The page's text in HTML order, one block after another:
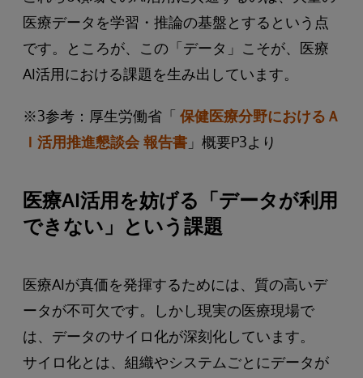
医療データを学習・推論の基盤とするという点
です。ところが、この「データ」こそが、医療
AI活用における課題を生み出しています。
※3参考：厚生労働省「 保健医療分野におけるＡ
Ｉ活用推進懇談会 報告書 」概要P3より
医療AI活用を妨げる「データが利用
できない」という課題
医療AIが真価を発揮するためには、質の高いデ
ータが不可欠です。しかし現実の医療現場で
は、データのサイロ化が深刻化しています。
サイロ化とは、組織やシステムごとにデータが